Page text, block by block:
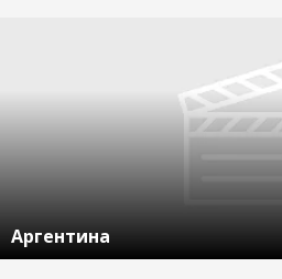
Аргентина